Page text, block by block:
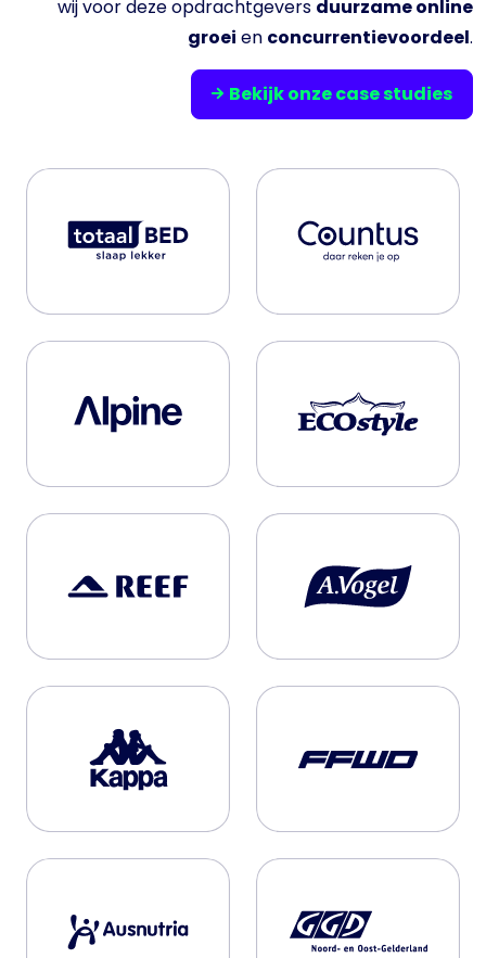
Bekijk onze case studies